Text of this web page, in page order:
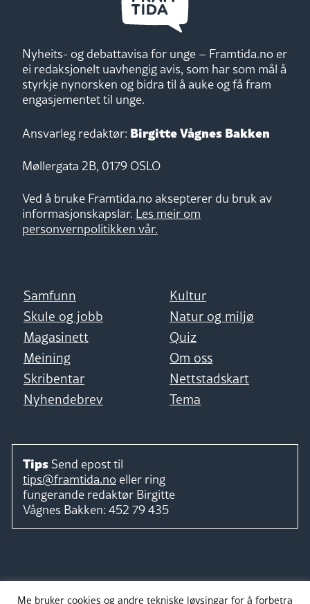
Nyheits- og debattavisa for unge – Framtida.no er
ei redaksjonelt uavhengig avis, som har som mål å
styrkje nynorsken og bidra til å auke og få fram
engasjementet til unge.
Ansvarleg redaktør: Birgitte Vågnes Bakken
Møllergata 2B, 0179 OSLO
Ved å bruke Framtida.no aksepterer du bruk av
informasjonskapslar. Les meir om
personvernpolitikken vår.
Samfunn
Kultur
Skule og jobb
Natur og miljø
Magasinett
Quiz
Meining
Om oss
Skribentar
Nettstadskart
Nyhendebrev
Tema
Tips Send epost til
tips@framtida.no eller ring
fungerande redaktør Birgitte
Vågnes Bakken: 452 79 435
Me bruker cookies og andre tekniske løysingar for å forbetra